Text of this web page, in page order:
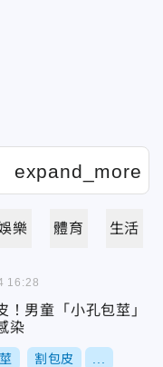
樂 體育 生活
！男童「小孔包莖」
染
割包皮
16:28